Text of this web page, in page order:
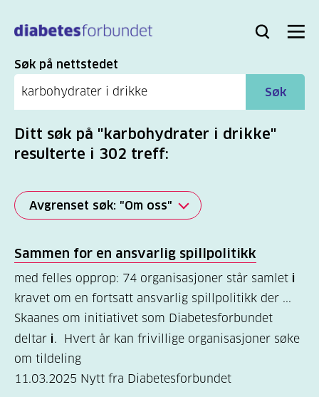
hovedinnhold
Bli
Logg
Søk Meny
Søk
Søk på nettstedet
Søk
Ditt søk på "karbohydrater i drikke"
resulterte i 302 treff:
Avgrenset søk: "Om oss"
(2277)
Mer
(806)
Kosthold
og
oppskrifter
Sammen for en ansvarlig spillpolitikk
med felles opprop: 74 organisasjoner står samlet i
kravet om en fortsatt ansvarlig spillpolitikk der ...
Skaanes om initiativet som Diabetesforbundet
deltar i. Hvert år kan frivillige organisasjoner søke
om tildeling
11.03.2025 Nytt fra Diabetesforbundet